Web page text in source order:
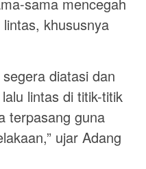
khususnya
diatasi dan
lintas di titik-titik
terpasang guna
ujar Adang